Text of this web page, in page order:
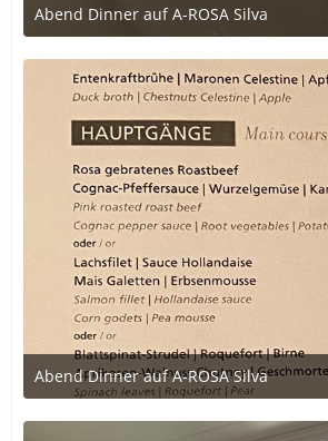
Abend Dinner auf A-ROSA Silva
12. Oktober 2020 um 18:34
Abend Dinner auf A-ROSA Silva
12. Oktober 2020 um 18:32